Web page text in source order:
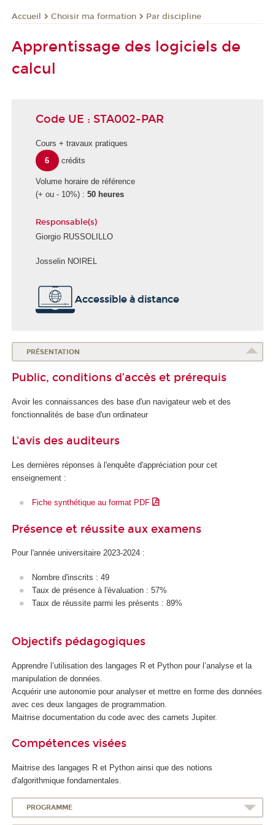
Accueil Choisir ma formation Par discipline
Apprentissage des logiciels de
calcul
Code UE : STA002-PAR
Cours + travaux pratiques
6
crédits
Volume horaire de référence
(+ ou - 10%) : 50 heures
Responsable(s)
Giorgio RUSSOLILLO
Josselin NOIREL
É
o
d
e
l
S
a
t
É
o
d
u
n
m
é
i
u
e
t
e
'
A
Accessible à distance
PRÉSENTATION
Public, conditions d’accès et prérequis
Avoir les connaissances des base d'un navigateur web et des
fonctionnalités de base d'un ordinateur
L'avis des auditeurs
Les dernières réponses à l'enquête d'appréciation pour cet
enseignement :
Fiche synthétique au format PDF
Présence et réussite aux examens
Pour l'année universitaire 2023-2024 :
Nombre d'inscrits : 49
Taux de présence à l'évaluation : 57%
Taux de réussite parmi les présents : 89%
Objectifs pédagogiques
Apprendre l’utilisation des langages R et Python pour l’analyse et la
manipulation de données.
Acquérir une autonomie pour analyser et mettre en forme des données
avec ces deux langages de programmation.
Maitrise documentation du code avec des carnets Jupiter.
Compétences visées
Maitrise des langages R et Python ainsi que des notions
d'algorithmique fondamentales.
PROGRAMME